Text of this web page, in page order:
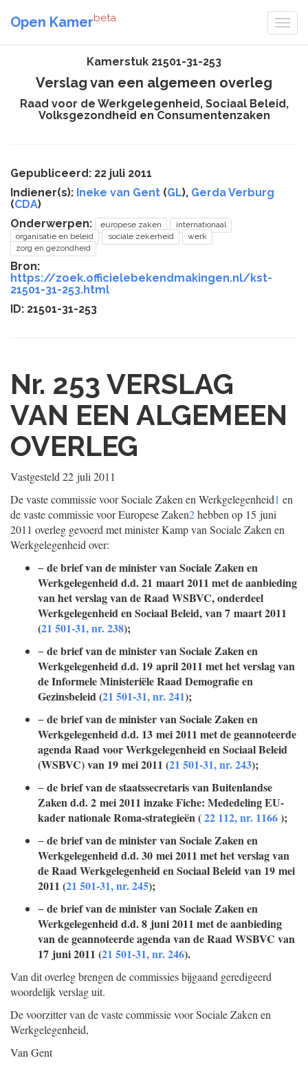
Open Kamerbeta
Kamerstuk 21501-31-253
Verslag van een algemeen overleg
Raad voor de Werkgelegenheid, Sociaal Beleid,
Volksgezondheid en Consumentenzaken
Gepubliceerd: 22 juli 2011
Indiener(s): Ineke van Gent (GL), Gerda Verburg
(CDA)
Onderwerpen:
europese zaken
internationaal
organisatie en beleid
sociale zekerheid
werk
zorg en gezondheid
Bron:
https://zoek.officielebekendmakingen.nl/kst-
21501-31-253.html
ID: 21501-31-253
Nr. 253 VERSLAG
VAN EEN ALGEMEEN
OVERLEG
Vastgesteld 22 juli 2011
De vaste commissie voor Sociale Zaken en Werkgelegenheid1 en
de vaste commissie voor Europese Zaken2hebben op 15 juni
2011 overleg gevoerd met minister Kamp van Sociale Zaken en
Werkgelegenheid over:
−de brief van de minister van Sociale Zaken en
Werkgelegenheid d.d. 21 maart 2011 met de aanbieding
van het verslag van de Raad WSBVC, onderdeel
Werkgelegenheid en Sociaal Beleid, van 7 maart 2011
(21 501-31, nr. 238);
−de brief van de minister van Sociale Zaken en
Werkgelegenheid d.d. 19 april 2011 met het verslag van
de Informele Ministeriële Raad Demografie en
Gezinsbeleid (21 501-31,nr. 241);
−de brief van de minister van Sociale Zaken en
Werkgelegenheid d.d. 13 mei 2011 met de geannoteerde
agenda Raad voor Werkgelegenheid en Sociaal Beleid
(WSBVC) van 19 mei 2011 (21 501-31, nr. 243);
−de brief van de staatssecretaris van Buitenlandse
Zaken d.d. 2 mei 2011 inzake Fiche: Mededeling EU-
kader nationale Roma-strategieën (22 112, nr. 1166);
−de brief van de minister van Sociale Zaken en
Werkgelegenheid d.d. 30 mei 2011 met het verslag van
de Raad Werkgelegenheid en Sociaal Beleid van 19 mei
2011 (21 501-31,nr. 245);
−de brief van de minister van Sociale Zaken en
Werkgelegenheid d.d. 8 juni 2011 met de aanbieding
van de geannoteerde agenda van de Raad WSBVC van
17 juni 2011 (21 501-31,nr. 246).
Van dit overleg brengen de commissies bijgaand geredigeerd
woordelijk verslag uit.
De voorzitter van de vaste commissie voor Sociale Zaken en
Werkgelegenheid,
Van Gent